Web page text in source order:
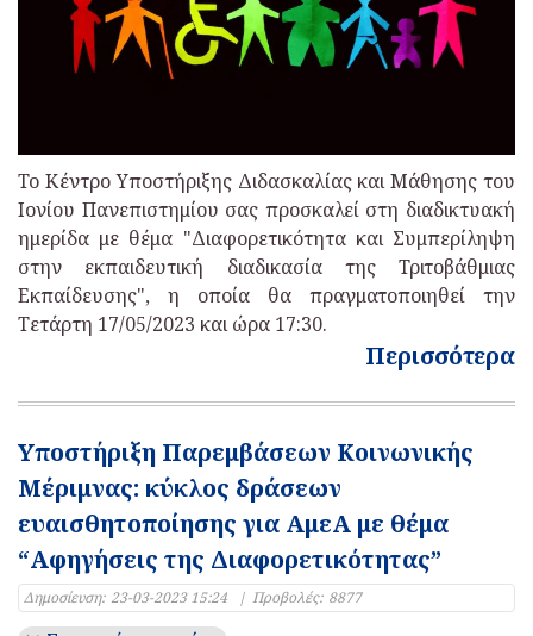
To Κέντρο Υποστήριξης Διδασκαλίας και Μάθησης του
Ιονίου Πανεπιστημίου σας προσκαλεί στη διαδικτυακή
ημερίδα με θέμα "Διαφορετικότητα και Συμπερίληψη
στην εκπαιδευτική διαδικασία της Τριτοβάθμιας
Εκπαίδευσης", η οποία θα πραγματοποιηθεί την
Τετάρτη 17/05/2023 και ώρα 17:30.
Περισσότερα
Υποστήριξη Παρεμβάσεων Κοινωνικής
Μέριμνας: κύκλος δράσεων
ευαισθητοποίησης για ΑμεΑ με θέμα
“Αφηγήσεις της Διαφορετικότητας”
Δημοσίευση: 23-03-2023 15:24 | Προβολές: 8877